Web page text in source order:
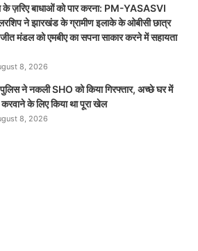
के ज़रिए बाधाओं को पार करना: PM-YASASVI
ने झारखंड के ग्रामीण इलाके के ओबीसी छात्र
मंडल को एमबीए का सपना साकार करने में सहायता
8, 2026
पुलिस ने नकली SHO को किया गिरफ्तार, अच्छे घर में
करवाने के लिए किया था पूरा खेल
8, 2026